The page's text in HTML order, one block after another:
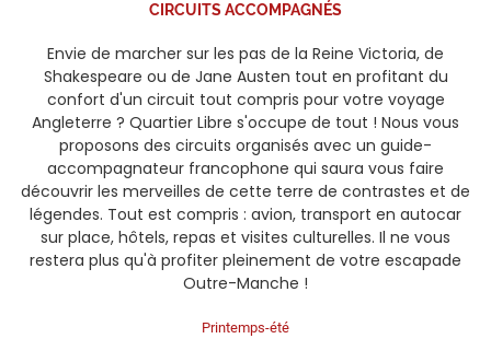
CIRCUITS ACCOMPAGNÉS
Envie de marcher sur les pas de la Reine Victoria, de
Shakespeare ou de Jane Austen tout en profitant du
confort d'un circuit tout compris pour votre voyage
Angleterre ? Quartier Libre s'occupe de tout ! Nous vous
proposons des circuits organisés avec un guide-
accompagnateur francophone qui saura vous faire
découvrir les merveilles de cette terre de contrastes et de
légendes. Tout est compris : avion, transport en autocar
sur place, hôtels, repas et visites culturelles. Il ne vous
restera plus qu'à profiter pleinement de votre escapade
Outre-Manche !
Printemps-été